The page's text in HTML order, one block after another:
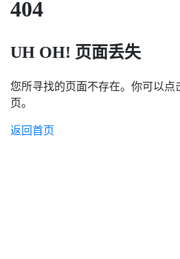
404
UH OH! 页面丢失
您所寻找的页面不存在。你可以点
页。
返回首页